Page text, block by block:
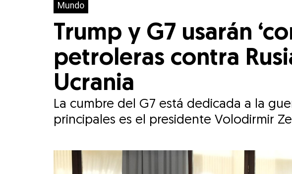
Mundo
Trump y G7 usarán
petroleras contra
Ucrania
La cumbre del G7 está dedicada a la
principales es el presidente Volodirmir